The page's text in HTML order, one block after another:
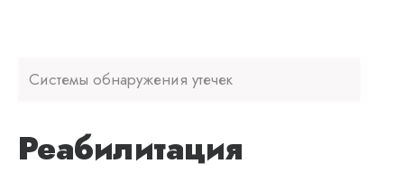
Системы обнаружения утечек
Реабилитация